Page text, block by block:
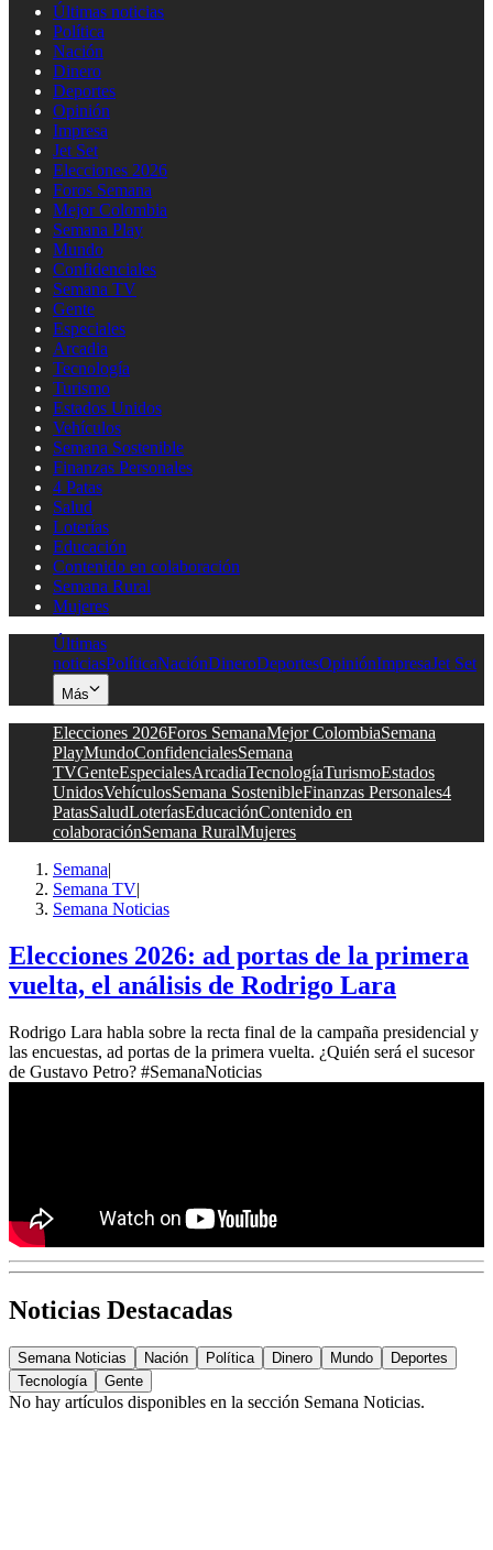
Últimas noticias
Política
Nación
Dinero
Deportes
Opinión
Impresa
Jet Set
Elecciones 2026
Foros Semana
Mejor Colombia
Semana Play
Mundo
Confidenciales
Semana TV
Gente
Especiales
Arcadia
Tecnología
Turismo
Estados Unidos
Vehículos
Semana Sostenible
Finanzas Personales
4 Patas
Salud
Loterías
Educación
Contenido en colaboración
Semana Rural
Mujeres
Últimas
noticiasPolíticaNaciónDineroDeportesOpiniónImpresaJet Set
Más
Elecciones 2026Foros SemanaMejor ColombiaSemana
PlayMundoConfidencialesSemana
TVGenteEspecialesArcadiaTecnologíaTurismoEstados
UnidosVehículosSemana SostenibleFinanzas Personales4
PatasSaludLoteríasEducaciónContenido en
colaboraciónSemana RuralMujeres
Semana|
Semana TV|
Semana Noticias
Elecciones 2026: ad portas de la primera
vuelta, el análisis de Rodrigo Lara
Rodrigo Lara habla sobre la recta final de la campaña presidencial y
las encuestas, ad portas de la primera vuelta. ¿Quién será el sucesor
de Gustavo Petro? #SemanaNoticias
Noticias Destacadas
Semana Noticias Nación Política Dinero Mundo
Deportes
Tecnología
Gente
No hay artículos disponibles en la sección Semana Noticias.